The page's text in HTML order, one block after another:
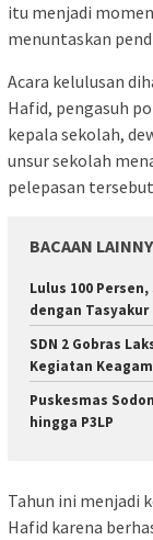
itu menjadi
menuntaskan
Acara kelulusan
Hafid, pengasuh
kepala sekolah,
unsur sekolah
pelepasan
BACAAN
Lulus 100
dengan Tasyakur
SDN 2 Gobras
Kegiatan
Puskesmas
hingga P3LP
Tahun ini menjadi
Hafid karena